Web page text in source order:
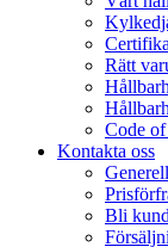
Rätt
Code
Kontakta oss
Bli kund